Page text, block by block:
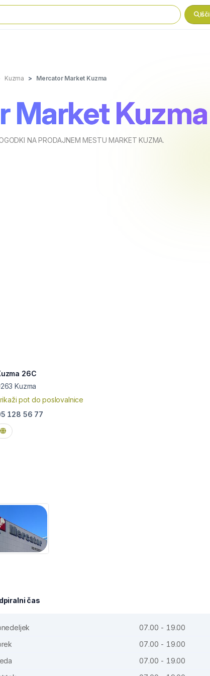
Išči
Kuzma Mercator Market Kuzma
Market Kuzma
NA PRODAJNEM MESTU MARKET KUZMA.
26C
Kuzma
pot do poslovalnice
128 56 77
čas
07.00 - 19.00
07.00 - 19.00
07.00 - 19.00